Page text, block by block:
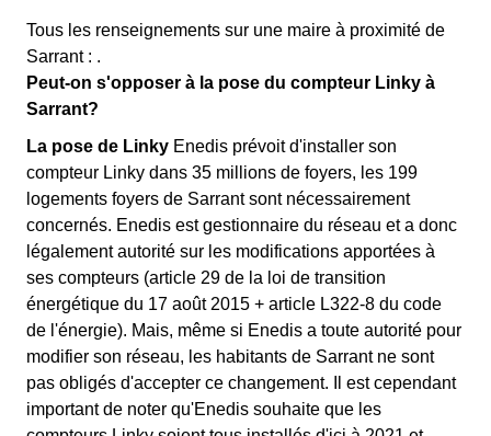
Tous les renseignements sur une maire à proximité de
Sarrant : .
Peut-on s'opposer à la pose du compteur Linky à
Sarrant?
La pose de Linky Enedis prévoit d'installer son
compteur Linky dans 35 millions de foyers, les 199
logements foyers de Sarrant sont nécessairement
concernés. Enedis est gestionnaire du réseau et a donc
légalement autorité sur les modifications apportées à
ses compteurs (article 29 de la loi de transition
énergétique du 17 août 2015 + article L322-8 du code
de l'énergie). Mais, même si Enedis a toute autorité pour
modifier son réseau, les habitants de Sarrant ne sont
pas obligés d'accepter ce changement. Il est cependant
important de noter qu'Enedis souhaite que les